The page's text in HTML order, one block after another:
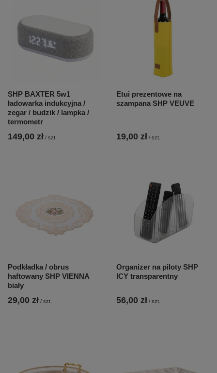
SHP BAXTER 5w1
ładowarka indukcyjna /
zegar / budzik / lampka /
termometr
149,00 zł / szt.
Etui prezentowe na
szampana SHP VEUVE
19,00 zł / szt.
Podkładka / obrus
haftowany SHP VIENNA
biały
29,00 zł / szt.
Organizer na piloty SHP
ICY transparentny
56,00 zł / szt.